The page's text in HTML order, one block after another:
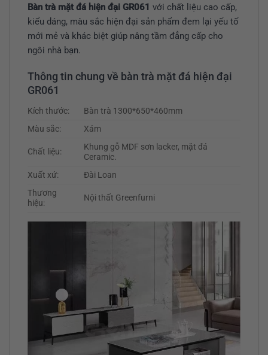
Bàn trà mặt đá hiện đại GR061 với chất liệu cao cấp,
kiểu dáng, màu sắc hiện đại sản phẩm đem lại yếu tố
mới mẻ và khác biệt giúp nâng tầm đẳng cấp cho
ngôi nhà bạn.
Thông tin chung về bàn trà mặt đá hiện đại
GR061
Kích thước:
Bàn trà 1300*650*460mm
Màu sắc:
Xám
Chất liệu:
Khung gỗ MDF sơn lacker, mặt đá
Ceramic.
Xuất xứ:
Đài Loan
Thương
hiệu:
Nội thất Greenfurni